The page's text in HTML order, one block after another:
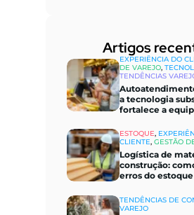
Artigos
EXPERIÊNCIA DO
DE VAREJO,
TENDÊNCIAS
a tecnologia
fortalece a
ESTOQUE,
CLIENTE, GESTÃO
Logística de
construção:
erros do
TENDÊNCIAS DE
VAREJO